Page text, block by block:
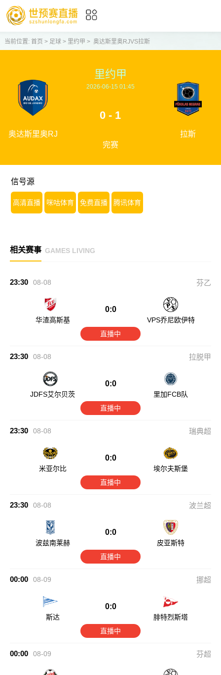
当前位置: 首页 > 足球> 里约甲 > 奥达斯里奥RJVS拉斯
奥达斯里奥RJ
里约甲
2026-06-15 01:45
0 - 1
完赛
拉斯
信号源
高清直播 咪咕体育 免费直播 腾讯体育
相关赛事 GAMES LIVING
23:30 08-08 芬乙
华渣高斯基
0:0
VPS乔尼欧伊特
直播中
23:30 08-08 拉脱甲
JDFS艾尔贝茨
0:0
里加FCB队
直播中
23:30 08-08 瑞典超
米亚尔比
0:0
埃尔夫斯堡
直播中
23:30 08-08 波兰超
波兹南莱赫
0:0
皮亚斯特
直播中
00:00 08-09 挪超
斯达
0:0
腓特烈斯塔
直播中
00:00 08-09 芬超